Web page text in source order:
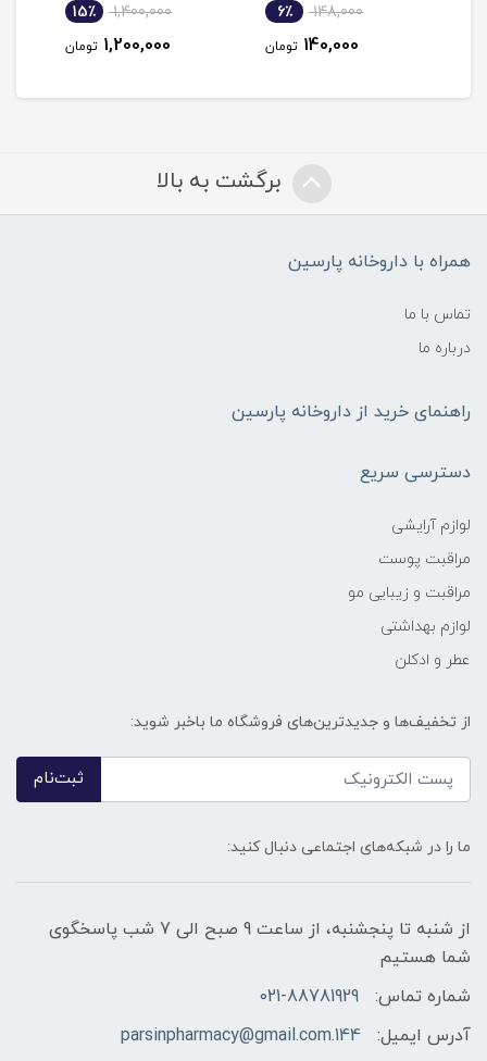
148,000 6٪
140,000 تومان
1,400,000 15٪
1,200,000 تومان
برگشت به بالا
همراه با داروخانه پارسین
تماس با ما
درباره ما
راهنمای خرید از داروخانه پارسین
دسترسی سریع
لوازم آرایشی
مراقبت پوست
مراقبت و زیبایی مو
لوازم بهداشتی
عطر و ادکلن
از تخفیف‌ها و جدیدترین‌های فروشگاه ما باخبر شوید:
ثبت‌نام
ما را در شبکه‌های اجتماعی دنبال کنید:
از شنبه تا پنجشنبه، از ساعت 9 صبح الی 7 شب پاسخگوی
شما هستیم
شماره تماس:
021-88781929
آدرس ایمیل:
144.parsinpharmacy@gmail.com